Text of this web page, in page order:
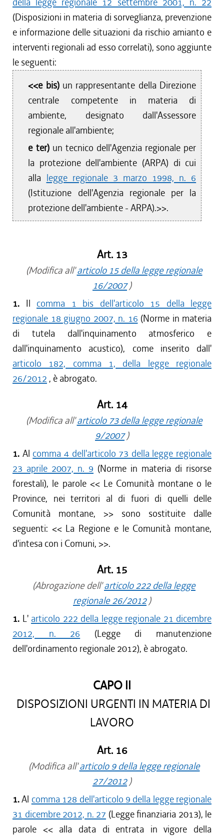
(Disposizioni in materia di sorveglianza, prevenzione
e informazione delle situazioni da rischio amianto e
interventi regionali ad esso correlati), sono aggiunte
le seguenti:
<<e bis) un rappresentante della Direzione
centrale competente in materia di
ambiente, designato dall'Assessore
regionale all'ambiente;
e ter) un tecnico dell'Agenzia regionale per
la protezione dell'ambiente (ARPA) di cui
alla legge regionale 3 marzo 1998, n. 6
(Istituzione dell'Agenzia regionale per la
protezione dell'ambiente - ARPA).>>.
Art. 13
(Modifica all'articolo 15 della legge regionale
16/2007)
1. Il comma 1 bis dell'articolo 15 della legge
regionale 18 giugno 2007, n. 16 (Norme in materia
di tutela dall'inquinamento atmosferico e
dall'inquinamento acustico), come inserito dall'
articolo 182, comma 1, della legge regionale
26/2012 , è abrogato.
Art. 14
(Modifica all'articolo 73 della legge regionale
9/2007)
1. Al comma 4 dell'articolo 73 della legge regionale
23 aprile 2007, n. 9 (Norme in materia di risorse
forestali), le parole << Le Comunità montane o le
Province, nei territori al di fuori di quelli delle
Comunità montane, >> sono sostituite dalle
seguenti: << La Regione e le Comunità montane,
d'intesa con i Comuni, >>.
Art. 15
(Abrogazione dell'articolo 222 della legge
regionale 26/2012)
1. L' articolo 222 della legge regionale 21 dicembre
2012, n. 26 (Legge di manutenzione
dell'ordinamento regionale 2012), è abrogato.
CAPO II
DISPOSIZIONI URGENTI IN MATERIA DI
LAVORO
Art. 16
(Modifica all'articolo 9 della legge regionale
27/2012)
1.Al comma 128 dell'articolo 9 della legge regionale
31 dicembre 2012, n. 27 (Legge finanziaria 2013), le
parole << alla data di entrata in vigore della